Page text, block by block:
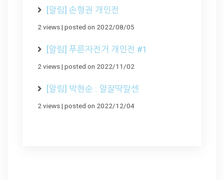
[알림] 손형권 개인전
2 views| posted on 2022/08/05
[알림] 푸른자전거 개인전 #1
2 views| posted on 2022/11/02
[알림] 박현순 : 알잘딱깔센
2 views| posted on 2022/12/04